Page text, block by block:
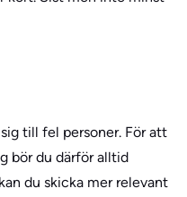
till fel personer. För att
bör du därför alltid
du skicka mer relevant